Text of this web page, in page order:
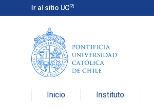
Ir al sitio UC
Inicio Instituto